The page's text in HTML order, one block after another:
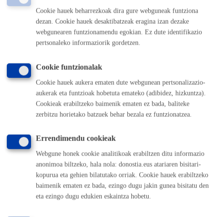
Isuri Gutxiko Eremura (IGE) Sarbidea
* Online ziurtagiri
BERTARATUZ
TELEFONOZ
MAKINAZ
Aurkibidera itzuli Itzuli atzera
Komunika zaitez Donostiako Udalarekin
010
Cookie hauek beharrezkoak dira gure webguneak funtziona
dezan. Cookie hauek desaktibatzeak eragina izan dezake
webgunearen funtzionamendu egokian. Ez dute identifikazio
pertsonaleko informaziorik gordetzen.
Cookie funtzionalak
Cookie hauek aukera ematen dute webgunean pertsonalizazio-
aukerak eta funtzioak hobetuta emateko (adibidez, hizkuntza).
Cookieak erabiltzeko baimenik ematen ez bada, baliteke
zerbitzu horietako batzuek behar bezala ez funtzionatzea.
Errendimendu cookieak
Webgune honek cookie analitikoak erabiltzen ditu informazio
anonimoa biltzeko, hala nola: donostia.eus atariaren bisitari-
kopurua eta gehien bilatutako orriak. Cookie hauek erabiltzeko
baimenik ematen ez bada, ezingo dugu jakin gunea bisitatu den
eta ezingo dugu edukien eskaintza hobetu.